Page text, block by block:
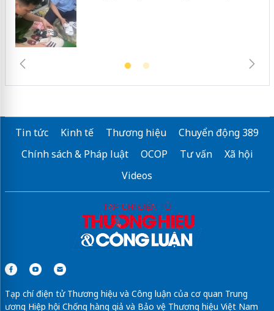
Tin tức Kinh tế Thương hiệu
Chuyển động 389
Chính sách & Pháp luật
OCOP Tư vấn
Xã hội
Videos
Tạp chí điện tử Thương hiệu và Công luận của cơ quan Trung
ương Hiệp hội Chống hàng giả và Bảo vệ Thương hiệu Việt Nam